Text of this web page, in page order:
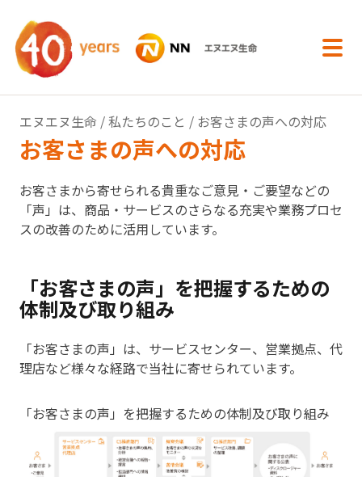
エヌエヌ生命 /私たちのこと / お客さまの声への対応
お客さまの声への対応
お客さまから寄せられる貴重なご意見・ご要望などの
「声」は、商品・サービスのさらなる充実や業務プロセ
スの改善のために活用しています。
「お客さまの声」を把握するための
体制及び取り組み
「お客さまの声」は、サービスセンター、営業拠点、代
理店など様々な経路で当社に寄せられています。
「お客さまの声」を把握するための体制及び取り組み